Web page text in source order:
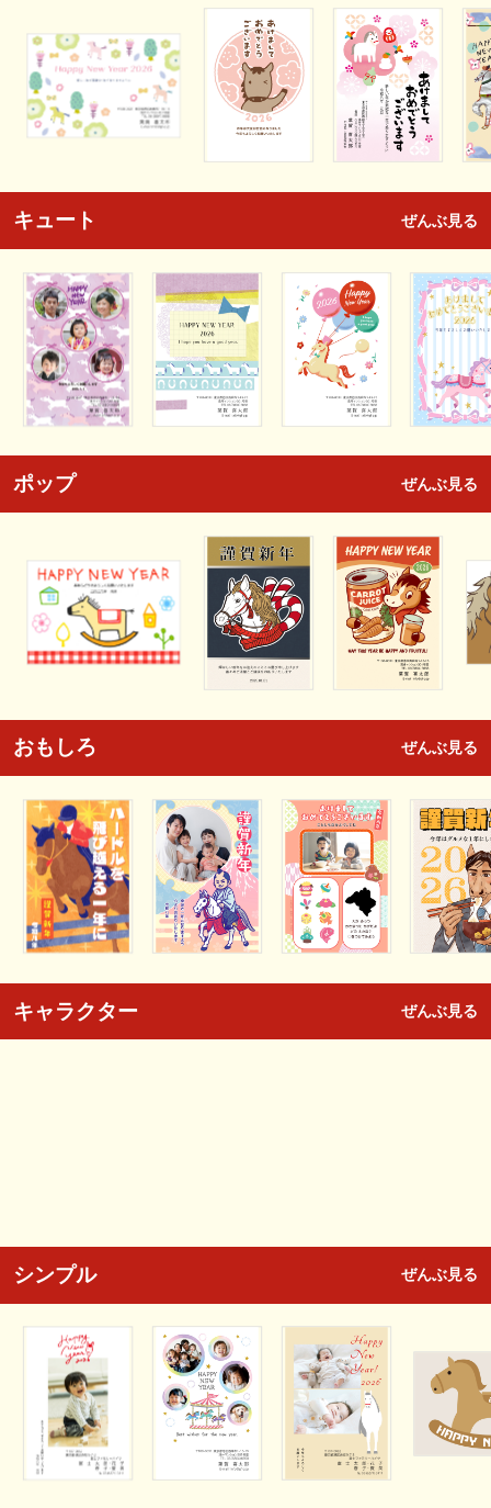
キュート ぜんぶ見る
ポップ ぜんぶ見る
おもしろ ぜんぶ見る
キャラクター ぜんぶ見る
シンプル ぜんぶ見る